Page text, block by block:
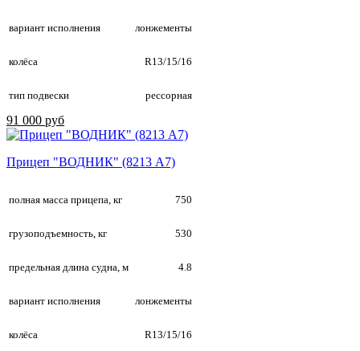
вариант исполнения лонжементы
колёса R13/15/16
тип подвески рессорная
91 000 руб
Прицеп "ВОДНИК" (8213 A7)
полная масса прицепа, кг 750
грузоподъемность, кг 530
предельная длина судна, м 4.8
вариант исполнения лонжементы
колёса R13/15/16